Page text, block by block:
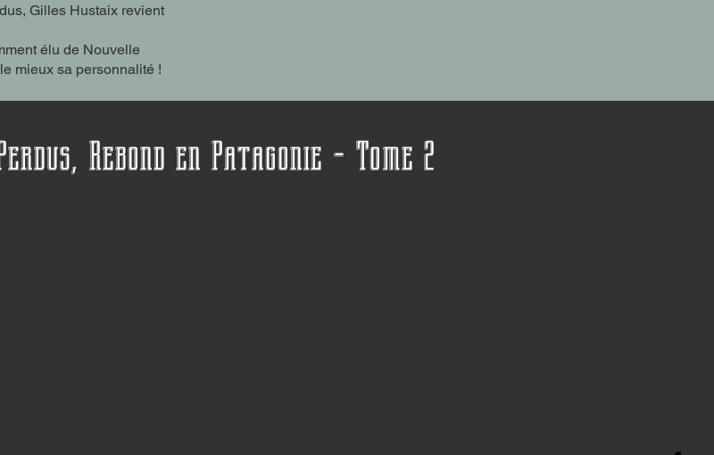
Gilles Hustaix revient
élu de Nouvelle
mieux sa personnalité !
Rebond en Patagonie - Tome 2